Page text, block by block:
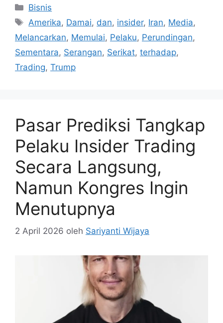
Kategori
Bisnis
Tag
Amerika, Damai, dan, insider, Iran, Media,
Melancarkan, Memulai, Pelaku, Perundingan,
Sementara, Serangan, Serikat, terhadap,
Trading, Trump
Pasar Prediksi Tangkap
Pelaku Insider Trading
Secara Langsung,
Namun Kongres Ingin
Menutupnya
2 April 2026 oleh Sariyanti Wijaya